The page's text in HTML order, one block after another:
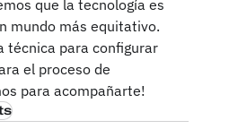
que la tecnología es
mundo más equitativo.
técnica para configurar
el proceso de
para acompañarte!